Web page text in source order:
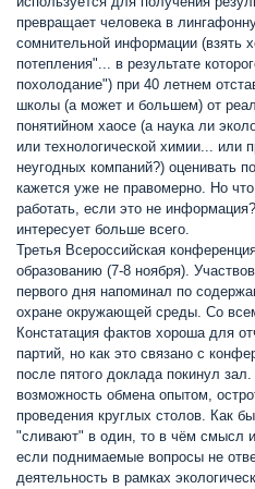
превращает человека в
сомнительной информации (взять
потепления"... в результате
похолодание") при 40 летнем
школы (а может и большем) от
понятийном хаосе (а наука ли
или технологической химии... или
неугодных компаний?) оценивать
кажется уже не правомерно. Но
работать, если это не
интересует больше всего.
Третья Всероссийская
образованию (7-8 ноября).
первого дня напоминал по
охране окружающей среды. Со
Констатация фактов хороша для
партий, но как это связано с
после пятого доклада покинул
возможность обмена опытом,
проведения круглых столов. Как
"сливают" в один, то в чём смысл
если поднимаемые вопросы не
деятельность в рамках